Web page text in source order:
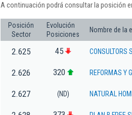
A continuación podrá consultar la posición
Posición
Sector
Evolución
Posiciones
Nombre de la
2.625 45 CONSULTORS
2.626 320 REFORMAS Y
2.627 (ND) NATURAL